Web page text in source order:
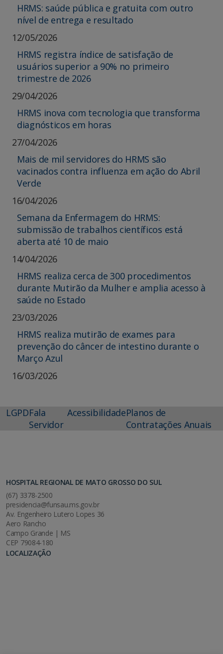
HRMS: saúde pública e gratuita com outro
nível de entrega e resultado
12/05/2026
HRMS registra índice de satisfação de
usuários superior a 90% no primeiro
trimestre de 2026
29/04/2026
HRMS inova com tecnologia que transforma
diagnósticos em horas
27/04/2026
Mais de mil servidores do HRMS são
vacinados contra influenza em ação do Abril
Verde
16/04/2026
Semana da Enfermagem do HRMS:
submissão de trabalhos científicos está
aberta até 10 de maio
14/04/2026
HRMS realiza cerca de 300 procedimentos
durante Mutirão da Mulher e amplia acesso à
saúde no Estado
23/03/2026
HRMS realiza mutirão de exames para
prevenção do câncer de intestino durante o
Março Azul
16/03/2026
LGPDFala
Servidor
AcessibilidadePlanos de
Contratações Anuais
HOSPITAL REGIONAL DE MATO GROSSO DO SUL
(67) 3378-2500
presidencia@funsau.ms.gov.br
Av. Engenheiro Lutero Lopes 36
Aero Rancho
Campo Grande | MS
CEP 79084-180
LOCALIZAÇÃO